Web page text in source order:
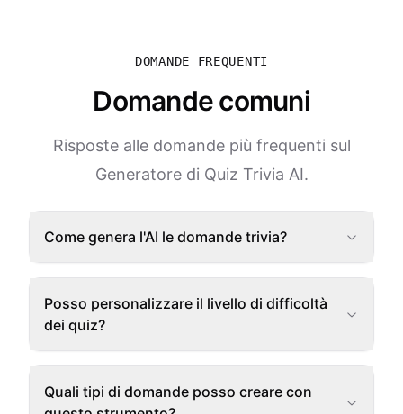
DOMANDE FREQUENTI
Domande comuni
Risposte alle domande più frequenti sul
Generatore di Quiz Trivia AI.
Come genera l'AI le domande trivia?
Posso personalizzare il livello di difficoltà
dei quiz?
Quali tipi di domande posso creare con